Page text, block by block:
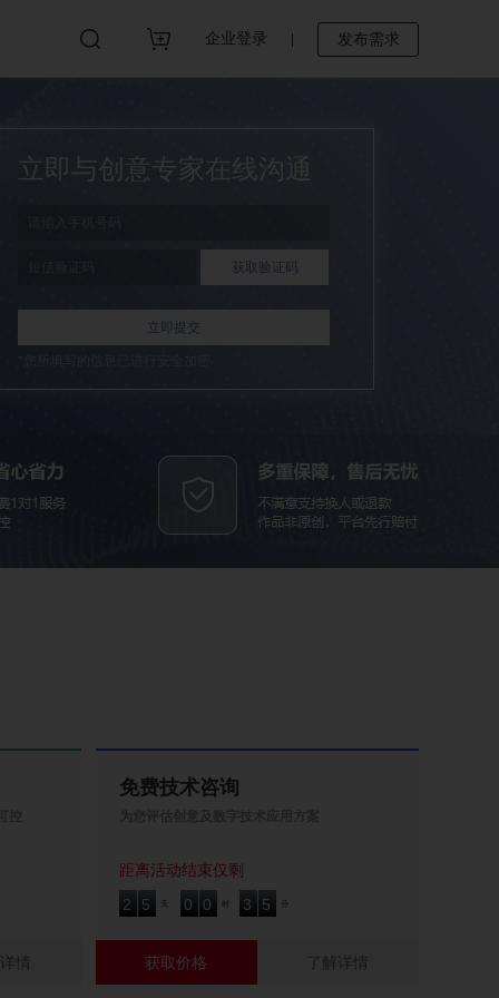
企业登录 发布需求
立即与创意专家在线沟通
立即提交
情
免费技术咨询
距离活动结束仅剩
2
2
5
5
天
0
0
0
0
时
3
5
分
获取价格 了解详情